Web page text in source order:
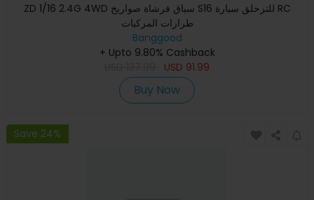
ZD 1/16 2.4G 4WD سباق فرشاة صواريخ S16 للتزحلق سيارة RC
طرازات المركبات
Banggood
+ Upto 9.80% Cashback
USD 91.99
Buy Now
Save 24%